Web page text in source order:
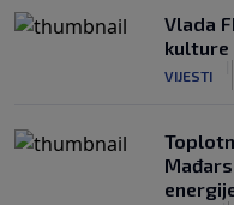
Vlada
kulture
VIJESTI